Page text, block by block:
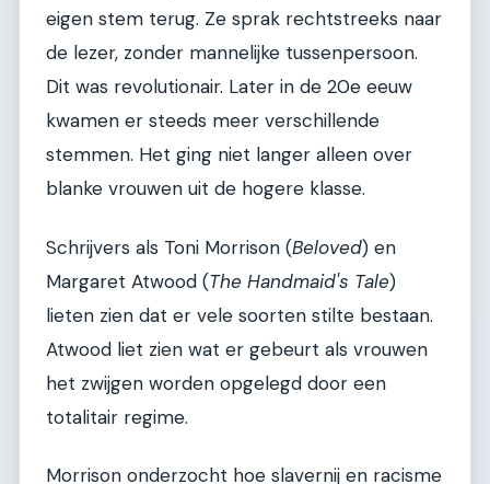
eigen stem terug. Ze sprak rechtstreeks naar
de lezer, zonder mannelijke tussenpersoon.
Dit was revolutionair. Later in de 20e eeuw
kwamen er steeds meer verschillende
stemmen. Het ging niet langer alleen over
blanke vrouwen uit de hogere klasse.
Schrijvers als Toni Morrison (Beloved) en
Margaret Atwood (The Handmaid's Tale)
lieten zien dat er vele soorten stilte bestaan.
Atwood liet zien wat er gebeurt als vrouwen
het zwijgen worden opgelegd door een
totalitair regime.
Morrison onderzocht hoe slavernij en racisme